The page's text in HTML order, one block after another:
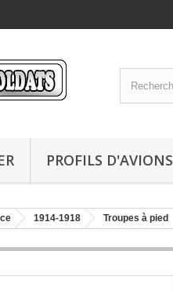
PROFILS D'AVIONS
1914-1918 Troupes à pied